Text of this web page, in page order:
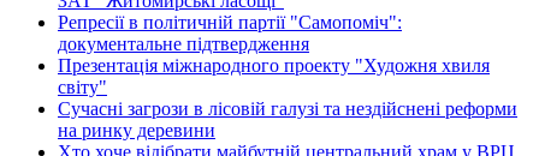
Репресії в політичній партії "Самопоміч":
документальне підтвердження
Презентація міжнародного проекту "Художня хвиля
світу"
Сучасні загрози в лісовій галузі та нездійснені реформи
на ринку деревини
Хто хоче відібрати майбутній центральний храм у ВРЦ